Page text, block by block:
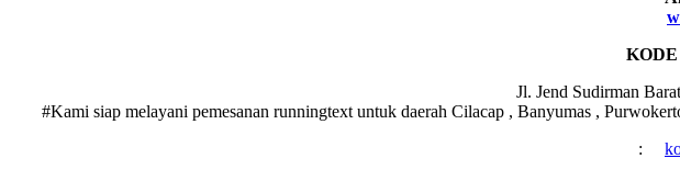
Jl. Jend Sudirman
#Kami siap melayani pemesanan runningtext untuk daerah Cilacap , Banyumas ,
: